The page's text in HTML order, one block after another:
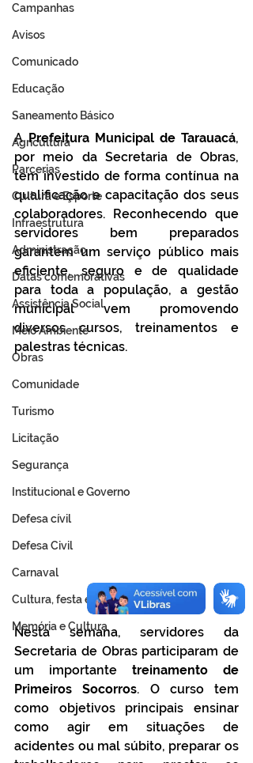
Campanhas
Avisos
Comunicado
Educação
Saneamento Básico
Agricultura
Parcerias
Cultura e Esporte
Infraestrutura
Administração
Datas comemorativas
Assistência Social
Meio Ambiente
Obras
Comunidade
Turismo
Licitação
Segurança
Institucional e Governo
Defesa cívil
Defesa Civil
Carnaval
Cultura, festa e lazer
Memória e Cultura
A Prefeitura Municipal de Tarauacá,
por meio da Secretaria de Obras,
tem investido de forma contínua na
qualificação e capacitação dos seus
colaboradores. Reconhecendo que
servidores bem preparados
garantem um serviço público mais
eficiente, seguro e de qualidade
para toda a população, a gestão
municipal vem promovendo
diversos cursos, treinamentos e
palestras técnicas.
Nesta semana, servidores da
Secretaria de Obras participaram de
um importante treinamento de
Primeiros Socorros. O curso tem
como objetivos principais ensinar
como agir em situações de
acidentes ou mal súbito, preparar os